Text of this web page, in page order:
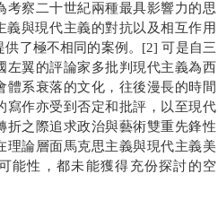
考察二十世紀兩種最具影響力的思
與現代主義的對抗以及相互作用
供了極不相同的案例。[2] 可是自三
左翼的評論家多批判現代主義為西
體系衰落的文化，往後漫長的時間
寫作亦受到否定和批評，以至現代
折之際追求政治與藝術雙重先鋒性
理論層面馬克思主義與現代主義美
能性，都未能獲得充份探討的空